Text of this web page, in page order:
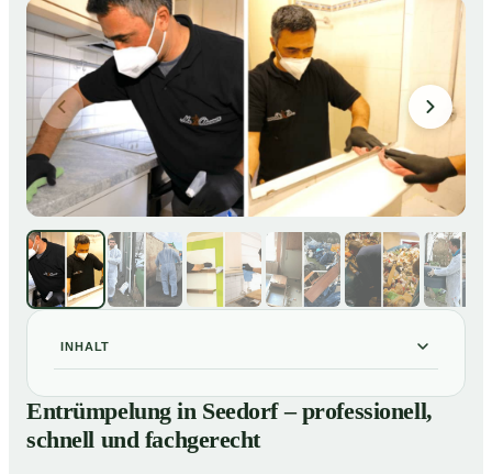
INHALT
01Entrümpelung in Seedorf – professionell, schnell und
fachgerecht
Unsere Leistungen im Überblick
Entrümpelung in Seedorf – professionell,
schnell und fachgerecht